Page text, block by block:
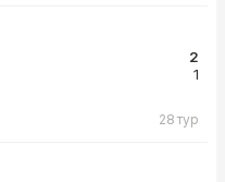
2
1
28 тур